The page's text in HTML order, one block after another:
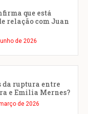
que está
relação com Juan
de 2026
da ruptura entre
e Emilia Mernes?
de 2026